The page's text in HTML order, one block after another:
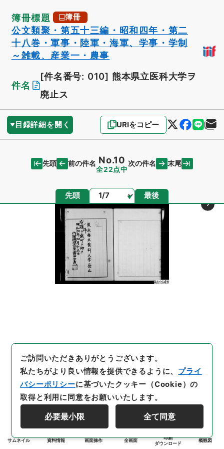
簿冊標題 簿冊
公文類聚・第五十三編・昭和四年・第二
十八巻・軍事・陸軍・海軍、学事・学制
～雑載、産業一・農事
件名
[件名番号: 010] 熊本県立医科大学ヲ
廃止ス
目録詳細を開く URIをコピー
先頭 前の件名 No.10
全22点中
次の件名 末尾
先頭 ページ 最後
サムネイル 資料情報 画面操作 全画面
印刷
ダウンロード
概観図
ご訪問いただきありがとうございます。
私たちがより良い情報を提供できるように、 プライ
バシーポリシーに基づいたクッキー（Cookie）の
取得と利用に同意をお願いいたします。
必要最小限 全て同意